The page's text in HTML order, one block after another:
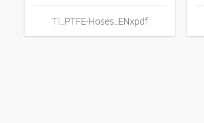
TI_PTFE-Hoses_ENxpdf